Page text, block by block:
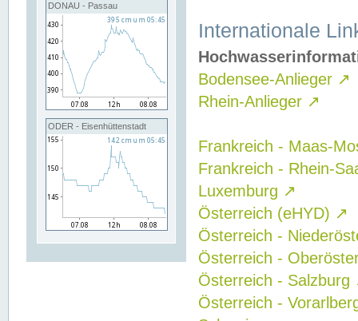
DONAU - Passau
ODER - Eisenhüttenstadt
Internationale
Bodensee-Anlieger ↗
Rhein-Anlieger ↗
Frankreich - Maas-
Frankreich - Rhein-
Luxemburg ↗
Österreich (eHYD) ↗
Österreich -
Österreich -
Österreich - Salzburg
Österreich -